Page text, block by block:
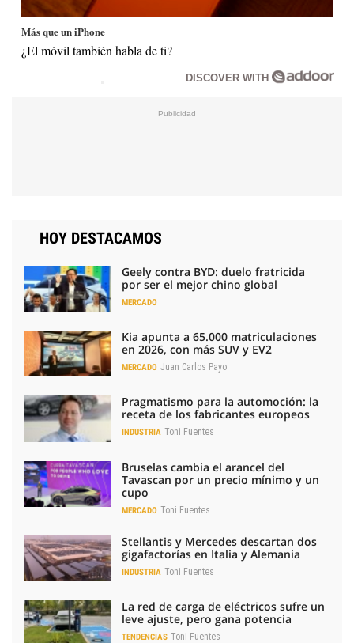
Más que un iPhone
¿El móvil también habla de ti?
DISCOVER WITH
HOY DESTACAMOS
Geely contra BYD: duelo fratricida
por ser el mejor chino global
MERCADO
Kia apunta a 65.000 matriculaciones
en 2026, con más SUV y EV2
MERCADO Juan Carlos Payo
Pragmatismo para la automoción: la
receta de los fabricantes europeos
INDUSTRIA Toni Fuentes
Bruselas cambia el arancel del
Tavascan por un precio mínimo y un
cupo
MERCADO Toni Fuentes
Stellantis y Mercedes descartan dos
gigafactorías en Italia y Alemania
INDUSTRIA Toni Fuentes
La red de carga de eléctricos sufre un
leve ajuste, pero gana potencia
TENDENCIAS Toni Fuentes